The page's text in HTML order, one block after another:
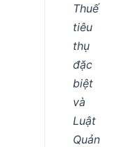
Thuế
tiêu
thụ
đặc
biệt
và
Luật
Quản